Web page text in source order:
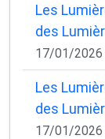
Les
des
17/01/2026
Les
des
17/01/2026